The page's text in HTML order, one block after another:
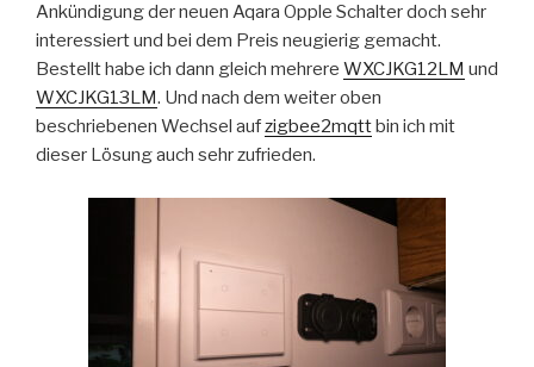
Ankündigung der neuen Aqara Opple Schalter doch sehr
interessiert und bei dem Preis neugierig gemacht.
Bestellt habe ich dann gleich mehrere WXCJKG12LM und
WXCJKG13LM. Und nach dem weiter oben
beschriebenen Wechsel aufzigbee2mqttbin ich mit
dieser Lösung auch sehr zufrieden.